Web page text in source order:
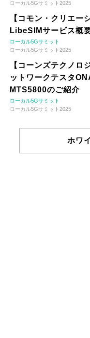
ローカル5Gサミット2025
【コモン・クリエー
LibeSIMサービス概
ローカル5Gサミット
ローカル5Gサミット2025
【コーンズテクノ
ットワークテスタ
MTS5800のご紹介
ローカル5Gサミット
ローカル5Gサミット2025
ホワ